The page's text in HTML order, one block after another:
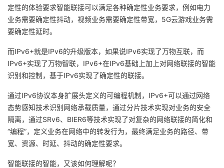
定性的体验要求智能联接可以满足各种确定性业务要求，例如电力
业务需要确定性抖动，视频业务需要确定性带宽，5G云游戏业务需
要确定性延时。
而IPv6+就是IPv6的升级版本，如果说IPv6实现了万物互联，而
IPv6+实现了万物智联，IPv6+在IPv6基础上加上对网络联接的智能
识别和控制，基于IPv6实现了确定性的联接。
通过IPv6协议本身扩展头定义的可编程机制，IPv6+可以通过网络
态势感知技术识别网络承载质量，通过分片技术实现对业务的安全
隔离，通过SRv6、BIER6等技术实现了对复杂的网络联接的简化和
“编程”，定义业务在网络中的转发行为，最终满足业务的路径、带
宽、资源、时延、抖动的确定性要求。
智能联接的智能，又该如何理解呢？